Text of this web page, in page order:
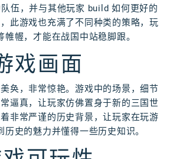
伍，并与其他玩家 build 如何更好的
此游戏也充满了不同种类的策略，玩
帷幄，才能在战国中站稳脚跟。
戏画面
奂，非常惊艳。游戏中的场景，细节
逼真，让玩家仿佛置身于新的三国世
非常严谨的历史背景，让玩家在玩游
历史的魅力并懂得一些历史知识。